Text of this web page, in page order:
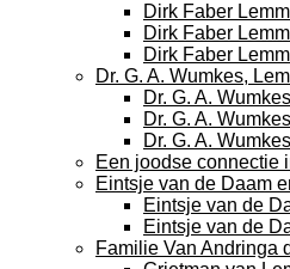
Dirk Faber
Dirk Faber
Dirk Faber
Dr. G. A. Wumkes,
Dr. G. A.
Dr. G. A.
Dr. G. A.
Een joodse connectie
Eintsje van de Daam
Eintsje van de
Eintsje van de
Familie Van Andringa